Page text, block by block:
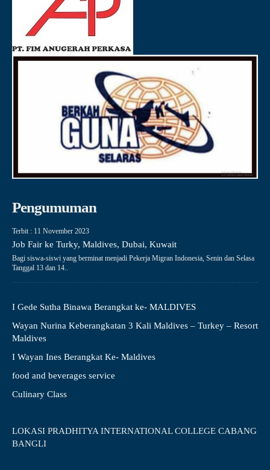
Pengumuman
Terbit : 11 November 2023
Job Fair ke Turky, Maldives, Dubai, Kuwait
Bagi siswa-siswi yang berminat menjadi Pekerja Migran Indonesia, Senin dan Selasa
Tanggal 13 dan 14..
I Gede Sutha Binawa Berangkat ke- MALDIVES
Wayan Nurina Keberangkatan 3 Kali Maldives – Turkey – Resort
Maldives
I Wayan Ines Berangkat Ke- Maldives
food and beverages service
Culinary Class
LOKASI PRADHITYA INTERNATIONAL COLLEGE CABANG
BANGLI